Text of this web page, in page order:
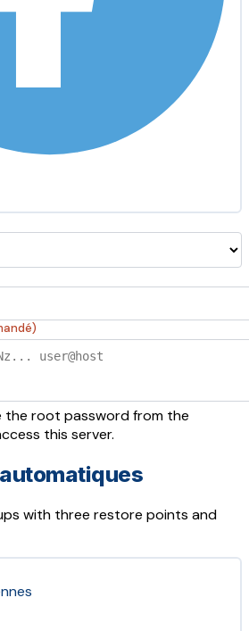
the root password from the
this server.
with three restore points and